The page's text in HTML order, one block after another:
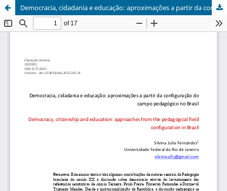
Democracia, cidadania e educação: aproximações a partir da configuração do campo pedagógico no Brasil